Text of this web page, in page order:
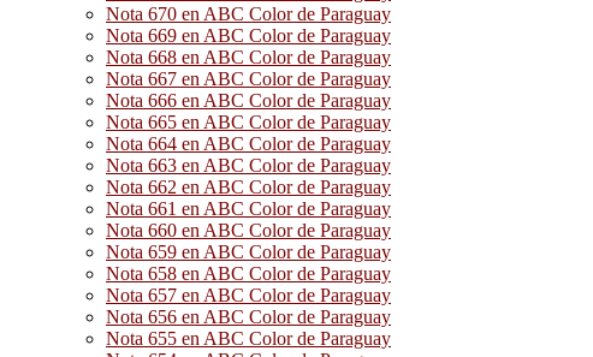
Nota 670 en ABC Color de Paraguay
Nota 669 en ABC Color de Paraguay
Nota 668 en ABC Color de Paraguay
Nota 667 en ABC Color de Paraguay
Nota 666 en ABC Color de Paraguay
Nota 665 en ABC Color de Paraguay
Nota 664 en ABC Color de Paraguay
Nota 663 en ABC Color de Paraguay
Nota 662 en ABC Color de Paraguay
Nota 661 en ABC Color de Paraguay
Nota 660 en ABC Color de Paraguay
Nota 659 en ABC Color de Paraguay
Nota 658 en ABC Color de Paraguay
Nota 657 en ABC Color de Paraguay
Nota 656 en ABC Color de Paraguay
Nota 655 en ABC Color de Paraguay